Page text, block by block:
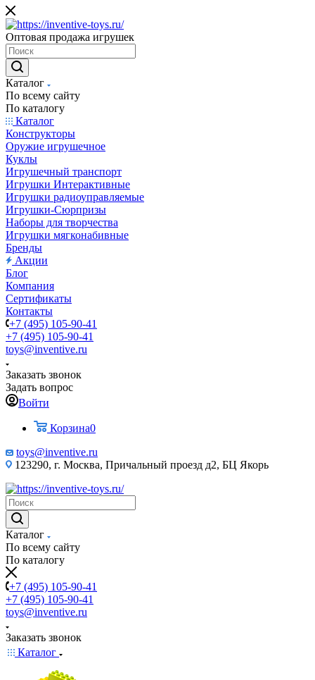
Оптовая продажа игрушек
Каталог
По всему сайту
По каталогу
Каталог
Конструкторы
Оружие игрушечное
Куклы
Игрушечный транспорт
Игрушки Интерактивные
Игрушки радиоуправляемые
Игрушки-Сюрпризы
Наборы для творчества
Игрушки мягконабивные
Бренды
Акции
Блог
Компания
Сертификаты
Контакты
+7 (495) 105-90-41
+7 (495) 105-90-41
toys@inventive.ru
Заказать звонок
Задать вопрос
Войти
Корзина0
toys@inventive.ru
123290, г. Москва, Причальный проезд д2, БЦ Якорь
Каталог
По всему сайту
По каталогу
+7 (495) 105-90-41
+7 (495) 105-90-41
toys@inventive.ru
Заказать звонок
Каталог